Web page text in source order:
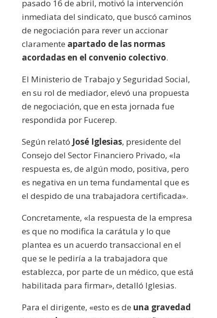
pasado 16 de abril, motivó la intervención
inmediata del sindicato, que buscó caminos
de negociación para rever un accionar
claramente apartado de las normas
acordadas en el convenio colectivo.
El Ministerio de Trabajo y Seguridad Social,
en su rol de mediador, elevó una propuesta
de negociación, que en esta jornada fue
respondida por Fucerep.
Según relató José Iglesias, presidente del
Consejo del Sector Financiero Privado, «la
respuesta es, de algún modo, positiva, pero
es negativa en un tema fundamental que es
el despido de una trabajadora certificada».
Concretamente, «la respuesta de la empresa
es que no modifica la carátula y lo que
plantea es un acuerdo transaccional en el
que se le pediría a la trabajadora que
establezca, por parte de un médico, que está
habilitada para firmar», detalló Iglesias.
Para el dirigente, «esto es de una gravedad